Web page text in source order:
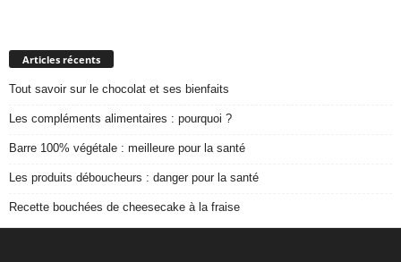
Articles récents
Tout savoir sur le chocolat et ses bienfaits
Les compléments alimentaires : pourquoi ?
Barre 100% végétale : meilleure pour la santé
Les produits déboucheurs : danger pour la santé
Recette bouchées de cheesecake à la fraise